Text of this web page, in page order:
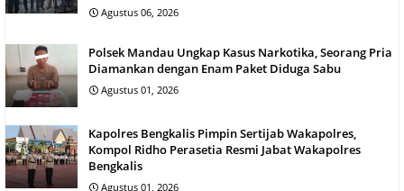
Agustus 06, 2026
Polsek Mandau Ungkap Kasus Narkotika, Seorang Pria
Diamankan dengan Enam Paket Diduga Sabu
Agustus 01, 2026
Kapolres Bengkalis Pimpin Sertijab Wakapolres,
Kompol Ridho Perasetia Resmi Jabat Wakapolres
Bengkalis
Agustus 01, 2026